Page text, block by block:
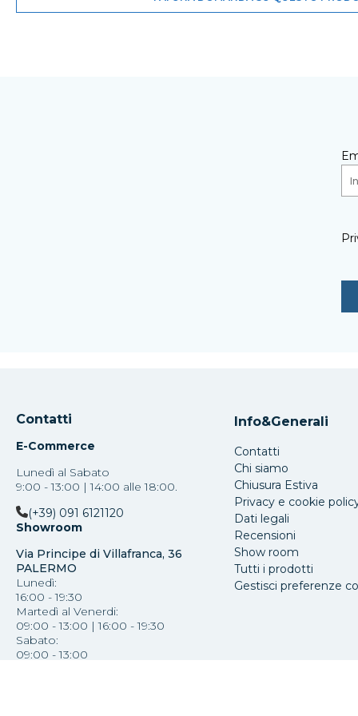
Contatti
E-Commerce
Lunedì al Sabato
9:00 - 13:00 | 14:00 alle 18:00.
(+39) 091 6121120
Showroom
Via Principe di Villafranca, 36
PALERMO
Lunedì:
16:00 - 19:30
Martedì al Venerdi:
09:00 - 13:00 | 16:00 - 19:30
Sabato:
09:00 - 13:00
Info&Generali
Contatti
Chi siamo
Chiusura Estiva
Privacy e cookie
Dati legali
Recensioni
Show room
Tutti i prodotti
Gestisci preferenze